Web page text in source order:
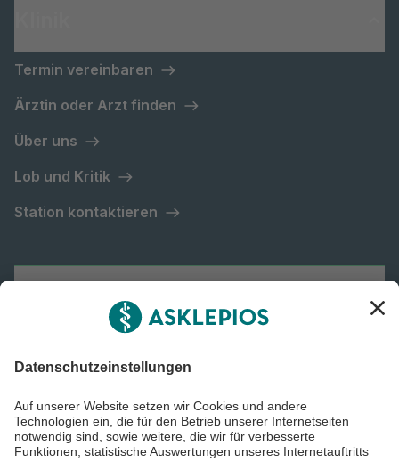
Termin vereinbaren
Ärztin oder Arzt finden
Über uns
Lob und Kritik
Station kontaktieren
Asklepios Gruppe